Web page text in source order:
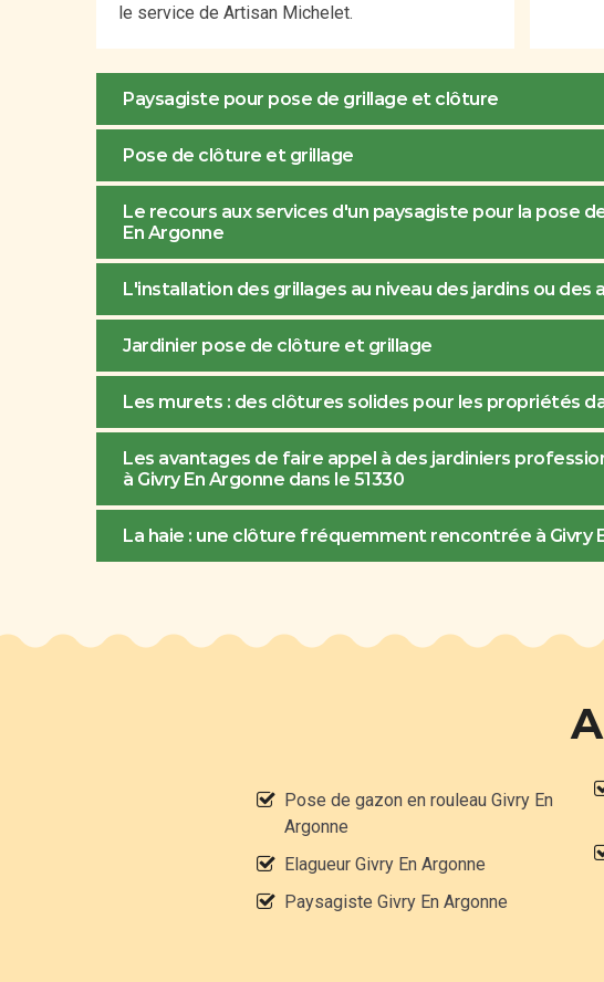
le service de Artisan Michelet.
Paysagiste pour pose de grillage et clôture
Pose de clôture et grillage
Le recours aux services d'un paysagiste pour la pose
En Argonne
L'installation des grillages au niveau des jardins ou
Jardinier pose de clôture et grillage
Les murets : des clôtures solides pour les propriétés
Les avantages de faire appel à des jardiniers
à Givry En Argonne dans le 51330
La haie : une clôture fréquemment rencontrée à Givry
Pose de gazon en rouleau Givry En
Argonne
Elagueur Givry En Argonne
Paysagiste Givry En Argonne